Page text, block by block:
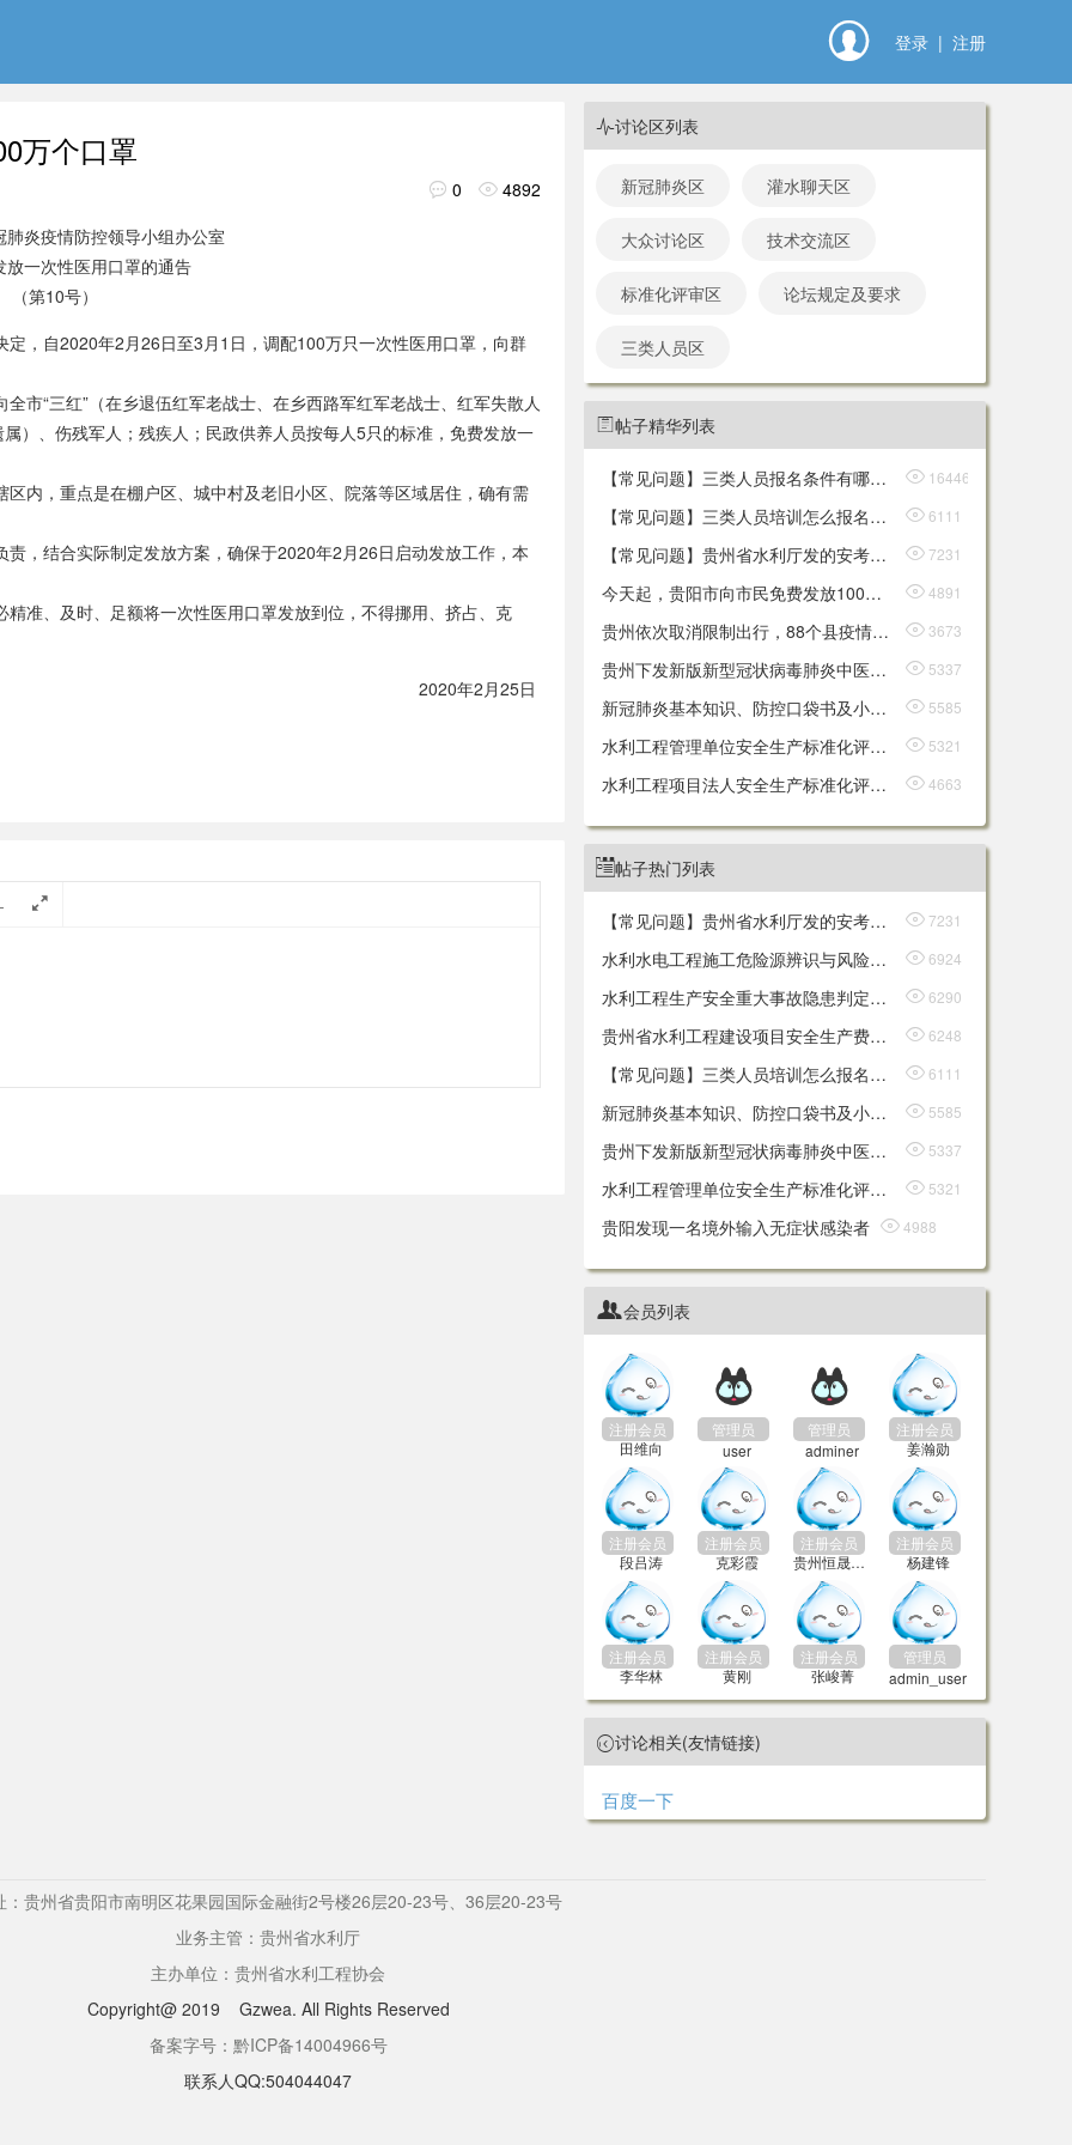
 登录 | 注册
万个口罩
 0  4892
肺炎疫情防控领导小组办公室
放一次性医用口罩的通告
（第10号）
，自2020年2月26日至3月1日，调配100万只一次性医用口罩，向群
市“三红”（在乡退伍红军老战士、在乡西路军红军老战士、红军失散人
）、伤残军人；残疾人；民政供养人员按每人5只的标准，免费发放一
内，重点是在棚户区、城中村及老旧小区、院落等区域居住，确有需
，结合实际制定发放方案，确保于2020年2月26日启动发放工作，本
准、及时、足额将一次性医用口罩发放到位，不得挪用、挤占、克
2020年2月25日
讨论区列表
新冠肺炎区 灌水聊天区
大众讨论区 技术交流区
标准化评审区 论坛规定及要求
三类人员区
 帖子精华列表
【常见问题】三类人员报名条件有哪些？ 16446
【常见问题】三类人员培训怎么报名？何时开始报名？ 6111
【常见问题】贵州省水利厅发的安考证（A、B、C证）如何变更？ 7231
今天起，贵阳市向市民免费发放100万个口罩 4891
贵州依次取消限制出行，88个县疫情风险等级划分出炉 3673
贵州下发新版新型冠状病毒肺炎中医药防治参考方案 5337
新冠肺炎基本知识、防控口袋书及小区速查 5585
水利工程管理单位安全生产标准化评审标准 5321
水利工程项目法人安全生产标准化评审标准 4663
水利水电施工企业安全生产标准化评审标准 4912
水利安全生产标准化评审管理暂行办法
贵州省水利施工企业安全生产标准化评审管理暂行办法 4669
帖子热门列表
【常见问题】贵州省水利厅发的安考证（A、B、C证）如何变更？ 7231
水利水电工程施工危险源辨识与风险评价导则（试行） 6924
水利工程生产安全重大事故隐患判定标准（试行） 6290
贵州省水利工程建设项目安全生产费使用管理暂行办法 6248
【常见问题】三类人员培训怎么报名？何时开始报名？ 6111
新冠肺炎基本知识、防控口袋书及小区速查 5585
贵州下发新版新型冠状病毒肺炎中医药防治参考方案 5337
水利工程管理单位安全生产标准化评审标准 5321
贵阳发现一名境外输入无症状感染者 4988
贵阳日常生活用品，扫码下单、定点配送！ 4971
今天起，贵阳市向市民免费发放100万个口罩 4891
 4795
水利安全生产标准化评审管理暂行办法 4724
4669
会员列表
注册会员
田维向
管理员
user
管理员
adminer
注册会员
姜瀚勋
注册会员
段吕涛
注册会员
克彩霞
注册会员
贵州恒晟项目管理有限公司
注册会员
杨建锋
注册会员
李华林
注册会员
黄刚
注册会员
张峻菁
管理员
admin_user
讨论相关(友情链接)
百度一下
：贵州省贵阳市南明区花果园国际金融街2号楼26层20-23号、36层20-23号
业务主管：贵州省水利厅
主办单位：贵州省水利工程协会
Copyright@ 2019
Gzwea. All Rights Reserved
备案字号：黔ICP备14004966号
联系人QQ:504044047